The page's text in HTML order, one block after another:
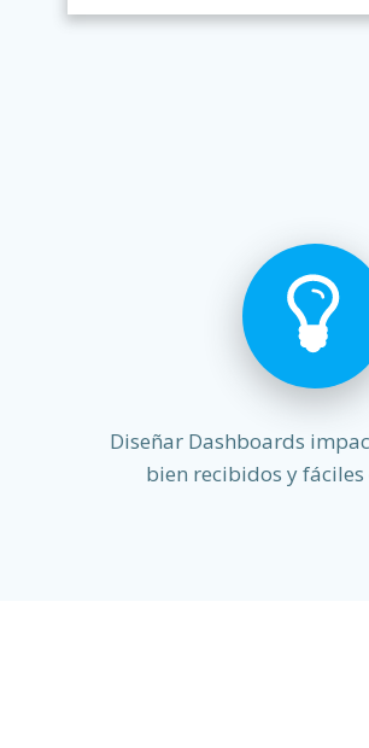
Diseñar Dashboards
bien recibidos y